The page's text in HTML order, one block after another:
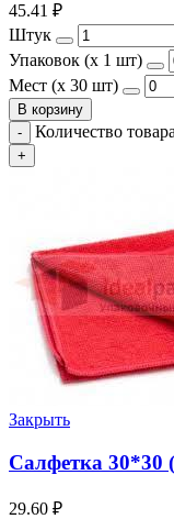
45.41 ₽
Штук
Упаковок (x 1 шт)
Мест (x 30 шт)
В корзину
Количество
Закрыть
Салфетка 30*30
29.60 ₽